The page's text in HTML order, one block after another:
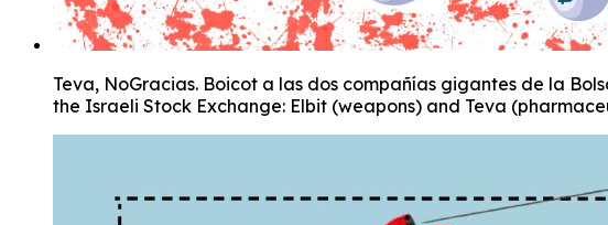
Teva, NoGracias. Boicot a las dos compañías gigantes de la
the Israeli Stock Exchange: Elbit (weapons) and Teva